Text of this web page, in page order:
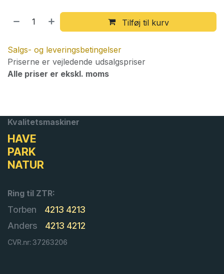
Tilføj til kurv
Salgs- og leveringsbetingelser
Priserne er vejledende udsalgspriser
Alle priser er ekskl. moms
Kvalitetsmaskiner
HAVE
PARK
NATUR
Ring til ZTR:
Torben
4213 4213
Anders
4213 4212
CVR.nr: 37263206